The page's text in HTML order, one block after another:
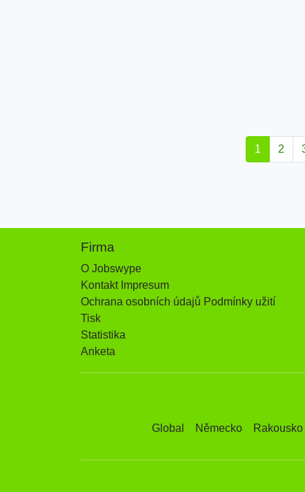
1 2
Firma
O Jobswype
Kontakt Impresum
Ochrana osobních údajů Podmínky užití
Tisk
Statistika
Anketa
Global Německo Rakousko